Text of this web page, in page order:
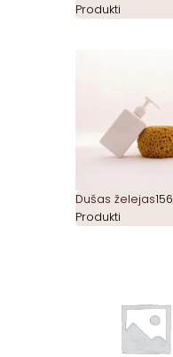
Produkti
Dušas želejas156
Produkti